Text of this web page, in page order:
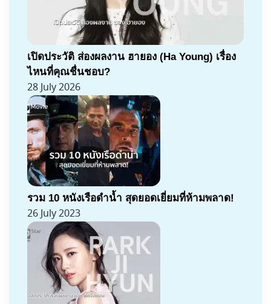
เปิดประวัติ ส่องผลงาน ฮายอง (Ha Young) เรื่อง
ไหนที่คุณชื่นชอบ?
28 July 2026
รวม 10 หนังเรือดำน้ำ สุดยอดเยี่ยมที่ห้ามพลาด!
26 July 2023